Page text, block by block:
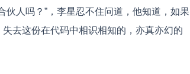
伙人吗？”，李星忍不住问道，他知道，如果
失去这份在代码中相识相知的，亦真亦幻的